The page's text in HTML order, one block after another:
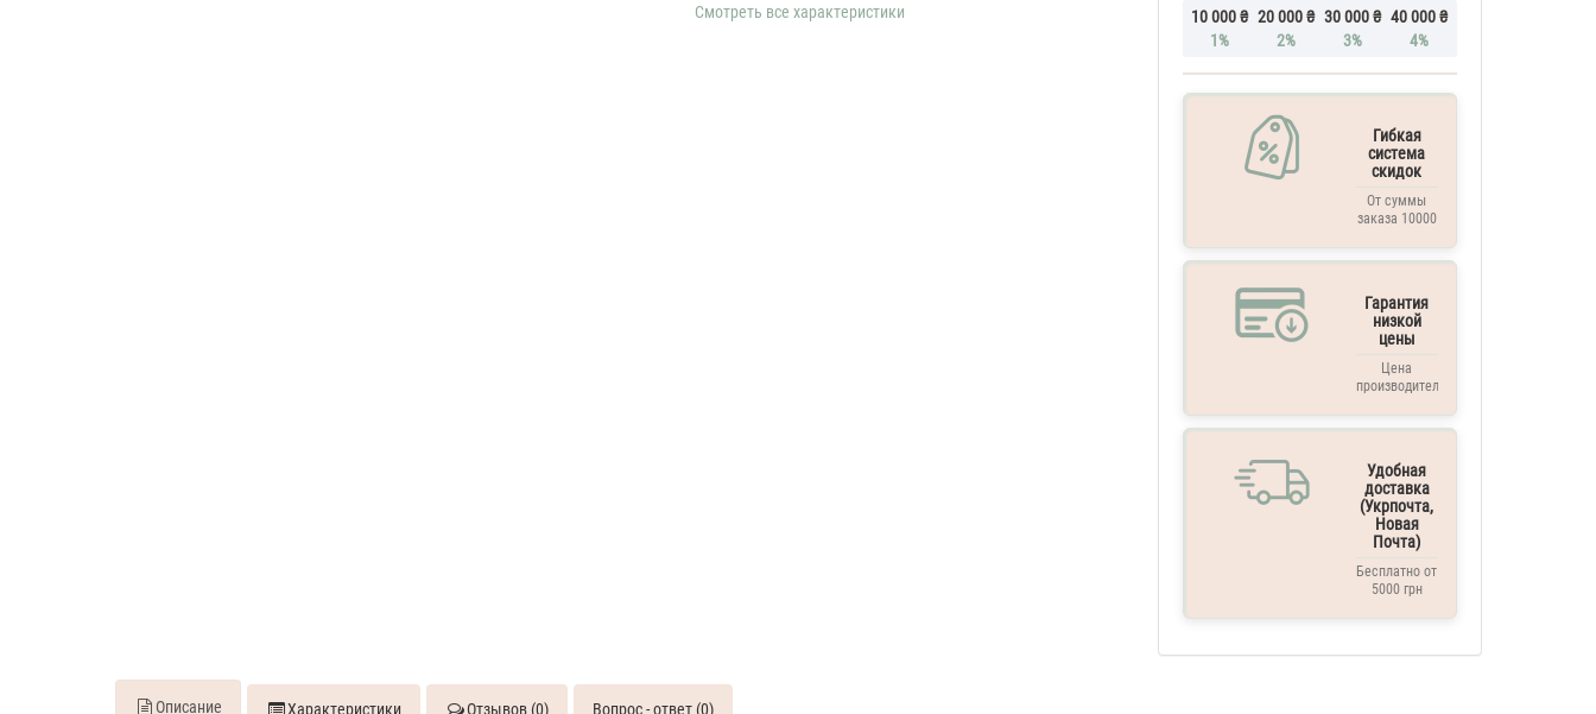
Духи
La
Petite
Смотреть все характеристики
10 000 ₴
1%
20 000 ₴
2%
30 000 ₴
3%
40 000 ₴
4%
Гибкая
система
скидок
От суммы
заказа 10000
Гарантия
низкой
цены
Цена
производителя
Удобная
доставка
(Укрпочта,
Новая
Почта)
Бесплатно от
5000 грн
Описание Характеристики Отзывов (0) Вопрос - ответ (0)